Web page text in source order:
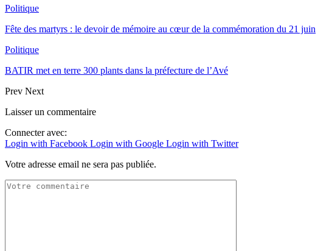
Politique
Fête des martyrs : le devoir de mémoire au cœur de la commémoration du 21 juin
Politique
BATIR met en terre 300 plants dans la préfecture de l’Avé
Prev Next
Laisser un commentaire
Connecter avec:
Login with Facebook Login with Google Login with Twitter
Votre adresse email ne sera pas publiée.